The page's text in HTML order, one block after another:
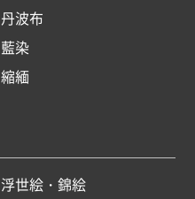
丹波布
藍染
縮緬
浮世絵・錦絵